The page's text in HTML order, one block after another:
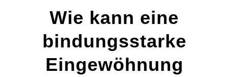
Wie kann eine
bindungsstarke
Eingewöhnung